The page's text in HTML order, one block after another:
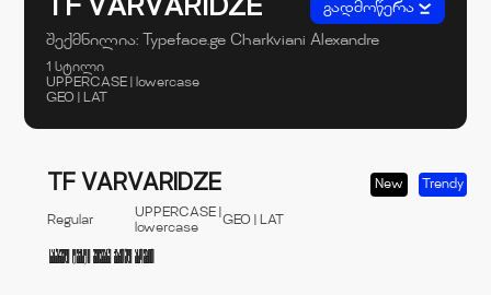
TF VARVARIDZE
გადმოწერა
შექმნილია: Typeface.ge Charkviani Alexandre
1 სტილი
UPPERCASE | lowercase
GEO | LAT
TF VARVARIDZE New Trendy
Regular
UPPERCASE |
lowercase
GEO | LAT